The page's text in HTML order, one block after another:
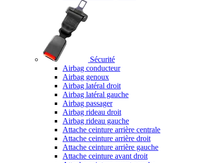
Sécurité
Airbag conducteur
Airbag genoux
Airbag latéral droit
Airbag latéral gauche
Airbag passager
Airbag rideau droit
Airbag rideau gauche
Attache ceinture arrière centrale
Attache ceinture arrière droit
Attache ceinture arrière gauche
Attache ceinture avant droit